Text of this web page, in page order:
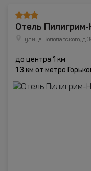
Отель
улица Володарского,
до центра 1 км
1.3 км от метро